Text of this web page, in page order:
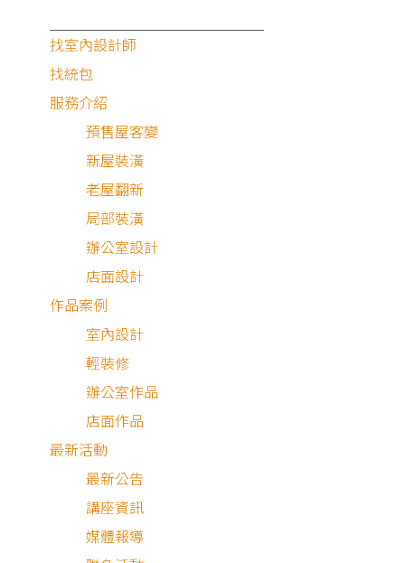
找室內設計師
找統包
服務介紹
預售屋客變
新屋裝潢
老屋翻新
局部裝潢
辦公室設計
店面設計
作品案例
室內設計
輕裝修
辦公室作品
店面作品
最新活動
最新公告
講座資訊
媒體報導
黑白灰 x 石材 x 金邊
貓咪在層板上追逐打鬧，狗狗正搖著尾巴等著我丟玩具給牠
撿，每天回到家都熱鬧得很，也是一天當中最喜歡的時光。